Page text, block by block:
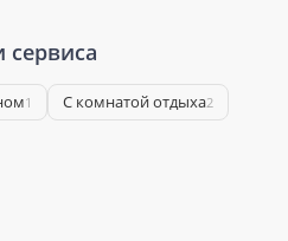
сервиса
1 С комнатой отдыха2